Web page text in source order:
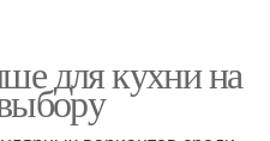
для кухни на